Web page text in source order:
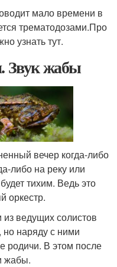
мало времени в
трематодозами.Про
узнать тут.
Звук жабы
вечер когда-либо
либо на реку или
тихим. Ведь это
оркестр.
ведущих солистов
но наряду с ними
родичи. В этом после
жабы.